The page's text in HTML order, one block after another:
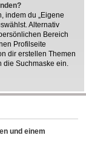
indem du „Eigene
Alternativ
Bereich
Profilseite
dir erstellen Themen
Suchmaske ein.
und einem